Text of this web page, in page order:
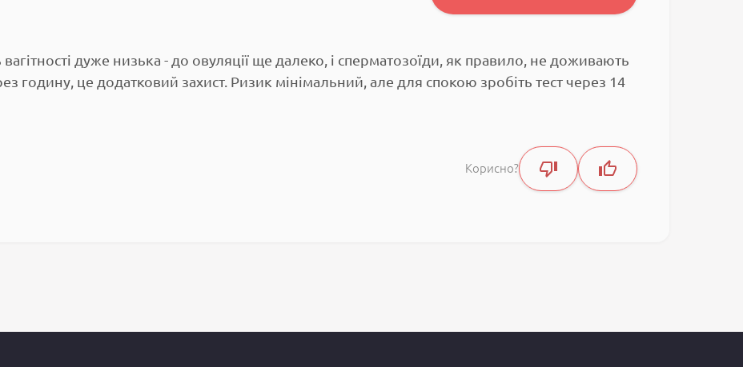
дуже низька - до овуляції ще далеко, і сперматозоїди, як правило, не доживають
годину, це додатковий захист. Ризик мінімальний, але для спокою зробіть тест через 14
Корисно?